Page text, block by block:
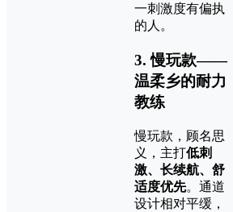
一刺激度有偏执
的人。
3. 慢玩款——
温柔乡的耐力
教练
慢玩款，顾名思
义，主打低刺
激、长续航、舒
适度优先。通道
设计相对平缓，